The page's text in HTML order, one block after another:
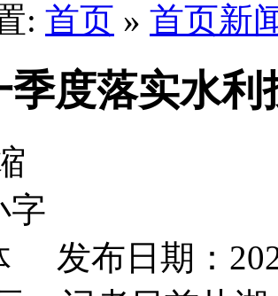
: 首页 » 首页新
季度落实水
发布日期：